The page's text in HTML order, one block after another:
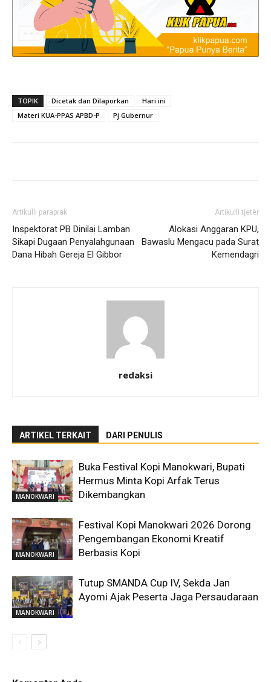
TOPIK Dicetak dan Dilaporkan
Hari ini
Materi KUA-PPAS APBD-P
Pj Gubernur
Artikulli paraprak
Inspektorat PB Dinilai Lamban
Sikapi Dugaan Penyalahgunaan
Dana Hibah Gereja El Gibbor
Artikulli tjetër
Alokasi Anggaran KPU,
Bawaslu Mengacu pada Surat
Kemendagri
redaksi
ARTIKEL TERKAIT DARI PENULIS
MANOKWARI
Buka Festival Kopi Manokwari, Bupati
Hermus Minta Kopi Arfak Terus
Dikembangkan
MANOKWARI
Festival Kopi Manokwari 2026 Dorong
Pengembangan Ekonomi Kreatif
Berbasis Kopi
MANOKWARI
Tutup SMANDA Cup IV, Sekda Jan
Ayomi Ajak Peserta Jaga Persaudaraan